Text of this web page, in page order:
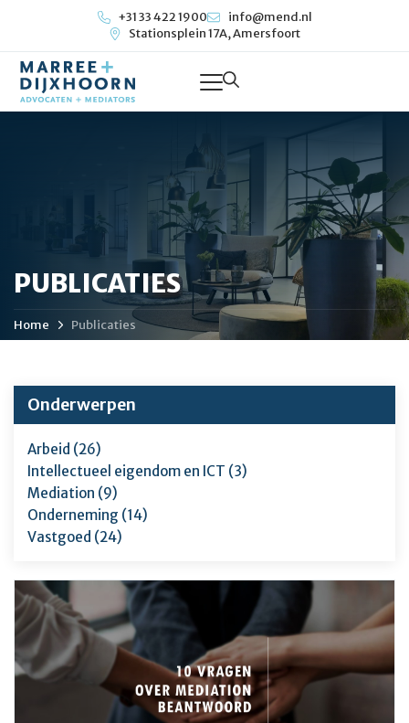
+31 33 422 1900
info@mend.nl
Stationsplein 17A, Amersfoort
PUBLICATIES
Home Publicaties
Onderwerpen
Arbeid (26)
Intellectueel eigendom en ICT (3)
Mediation (9)
Onderneming (14)
Vastgoed (24)